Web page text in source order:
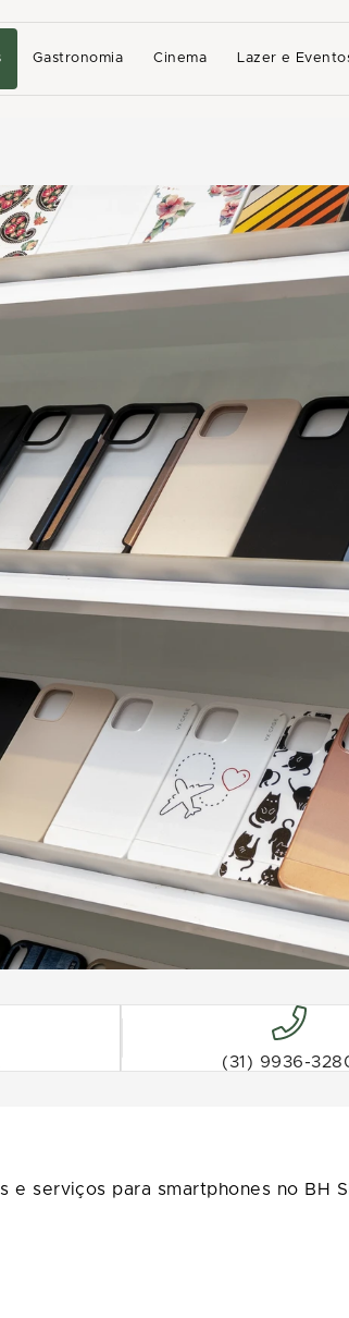
Gastronomia Cinema Lazer e
(31) 9936-
e serviços para smartphones no BH